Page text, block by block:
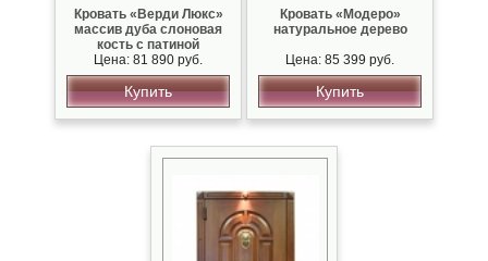
Кровать «Верди Люкс»
массив дуба слоновая
кость с патиной
Цена: 81 890 руб.
Купить
Кровать «Модеро»
натуральное дерево
Цена: 85 399 руб.
Купить